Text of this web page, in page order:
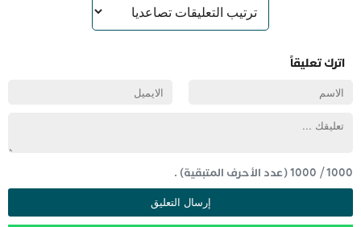
اترك تعليقاً
1000
/
1000(عدد الأحرف المتبقية) .